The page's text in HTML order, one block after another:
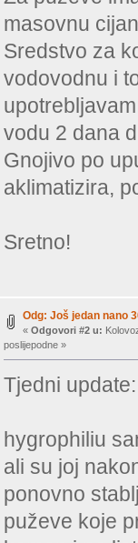
masovnu
Sredstvo za
vodovodnu i
vodu 2 dana
Gnojivo po
aklimatizira,
Sretno!
Odg: Još jedan nano
« Odgovori #2 u:
poslijepodne »
Tjedni update:
hygrophiliu
ali su joj
ponovno
puževe koje